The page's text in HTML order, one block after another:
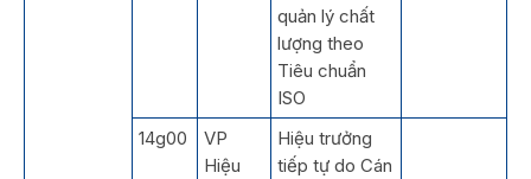
quản lý chất
lượng theo
Tiêu chuẩn
ISO
14g00
VP
Hiệu
Hiệu trưởng
tiếp tự do Cán